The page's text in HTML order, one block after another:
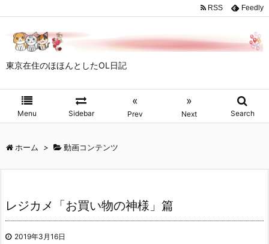
東京在住のほほんとしたOL日記
Menu Sidebar
«
Prev
»
Next Search
RSS Feedly
ホーム > 動画コンテンツ
レジカメ「お買い物の神様」篇
2019年3月16日